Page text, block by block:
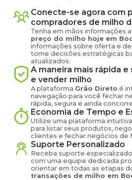
Conecte-se agora com
compradores de milho
Tenha em mãos informações
preço do milho hoje em
informações sobre oferta e
tome decisões estratégicas
atualizados.
A maneira mais rápida
e vender milho
A plataforma Grão Direto é
navegação para você fechar
rápida, segura e ainda
Economia de Tempo e
Utilize uma plataforma
para listar seus produtos,
clientes e fechar negócios de
Suporte Personalizado
Receba suporte
com uma equipe dedicada
orientar em todas as etapas
transações de milho em